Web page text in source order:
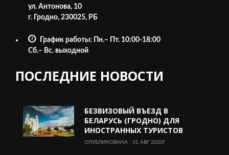
ул. Антонова, 10
г. Гродно, 230025, РБ
График работы: Пн.– Пт. 10:00-18:00
Cб.– Вс. выходной
ПОСЛЕДНИЕ НОВОСТИ
БЕЗВИЗОВЫЙ ВЪЕЗД В
БЕЛАРУСЬ (ГРОДНО) ДЛЯ
ИНОСТРАННЫХ ТУРИСТОВ
ОПУБЛИКОВАНА : 31 АВГ 2020Г